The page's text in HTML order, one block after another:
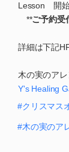
Lesson 開始
**ご予約受
詳細は下記
木の実のアレ
Y's Healing
#クリスマス
#木の実のア